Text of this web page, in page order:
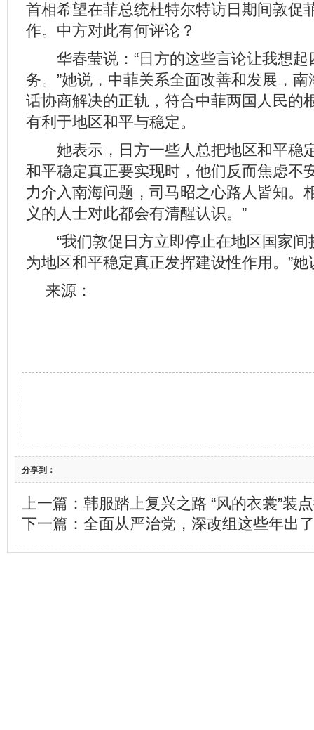
首相希望在菲总统杜特尔特访日期间敦促
作。中方对此有何评论？
华春莹说：“日方的这些言论让我想起
务。”她说，中菲关系全面改善和发展，
话协商解决的正轨，符合中菲两国人民的
有利于地区和平与稳定。
她表示，日方一些人总把地区和平稳
和平稳定真正要实现时，他们反而焦虑不
力介入南海问题，司马昭之心路人皆知。
义的人士对此都会有清醒认识。”
“我们敦促日方立即停止在地区国家间
为地区和平稳定真正发挥建设性作用。”她
来源：
分享到：
上一篇： 韩服踏上复兴之路 “风的衣裳”装
下一篇： 全面从严治党，深改组这些年出